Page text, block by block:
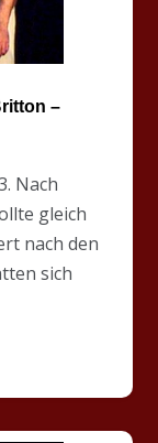
–
Nach
gleich
nach den
sich